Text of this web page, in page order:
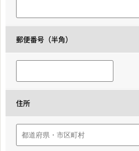
郵便番号（半角）
住所